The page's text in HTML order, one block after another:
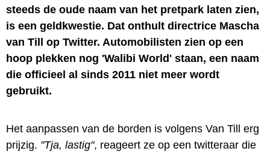
steeds de oude naam van het pretpark laten zien,
is een geldkwestie. Dat onthult directrice Mascha
van Till op Twitter. Automobilisten zien op een
hoop plekken nog 'Walibi World' staan, een naam
die officieel al sinds 2011 niet meer wordt
gebruikt.
Het aanpassen van de borden is volgens Van Till erg
prijzig. "Tja, lastig", reageert ze op een twitteraar die